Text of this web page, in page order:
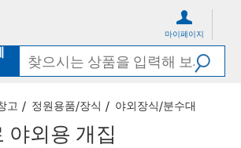
마이페이지
고 정원용품/장식 야외장식/분수대
야외용 개집